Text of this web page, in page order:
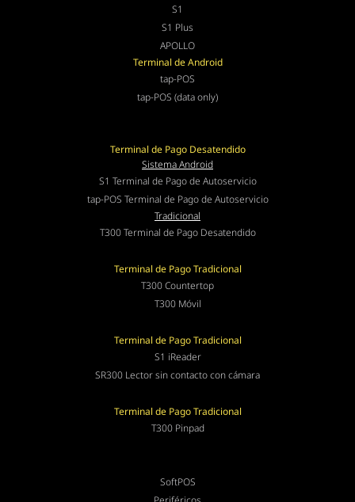
S1
S1 Plus
APOLLO
Terminal de Android
tap-POS
tap-POS (data only)
Terminal de Pago Desatendido
Sistema Android
S1 Terminal de Pago de Autoservicio
tap-POS Terminal de Pago de Autoservicio
Tradicional
T300 Terminal de Pago Desatendido
Terminal de Pago Tradicional
T300 Countertop
T300 Móvil
Terminal de Pago Tradicional
S1 iReader
SR300 Lector sin contacto con cámara
Terminal de Pago Tradicional
T300 Pinpad
SoftPOS